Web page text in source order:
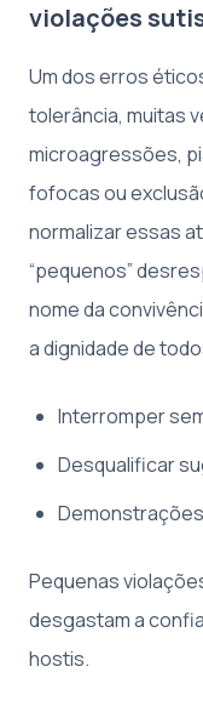
violações
Um dos erros
tolerância, muitas
microagressões,
fofocas ou
normalizar essas
“pequenos”
nome da
a dignidade de
Interromper
Desqualificar
Pequenas
desgastam a
hostis.